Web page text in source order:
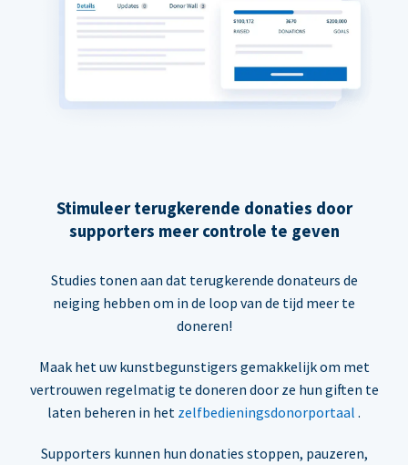
Stimuleer terugkerende donaties door
supporters meer controle te geven
Studies tonen aan dat terugkerende donateurs de
neiging hebben om in de loop van de tijd meer te
doneren!
Maak het uw kunstbegunstigers gemakkelijk om met
vertrouwen regelmatig te doneren door ze hun giften te
laten beheren in het zelfbedieningsdonorportaal .
Supporters kunnen hun donaties stoppen, pauzeren,